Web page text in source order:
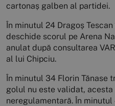
cartonaș galben al partidei.
În minutul 24 Dragoș
deschide scorul pe Arena
anulat după consultarea
al lui Chipciu.
În minutul 34 Florin Tănase
golul nu este validat,
neregulamentară. În